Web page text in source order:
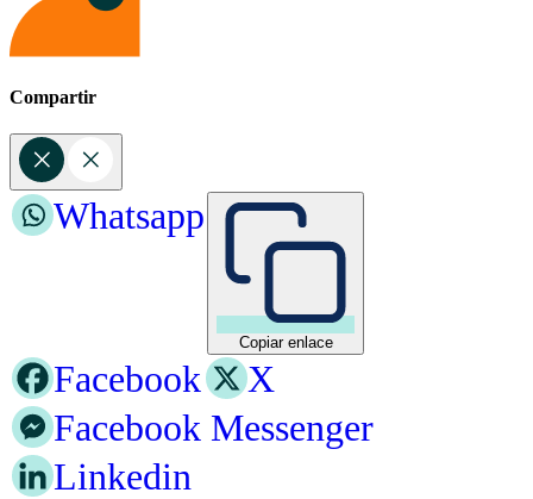
Compartir
Copiar enlace
Whatsapp
Facebook
X
Facebook Messenger
Linkedin